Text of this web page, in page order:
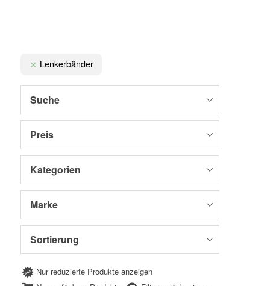
Lenkerbänder
Suche
Preis
Kategorien
Marke
Sortierung
Nur reduzierte Produkte anzeigen